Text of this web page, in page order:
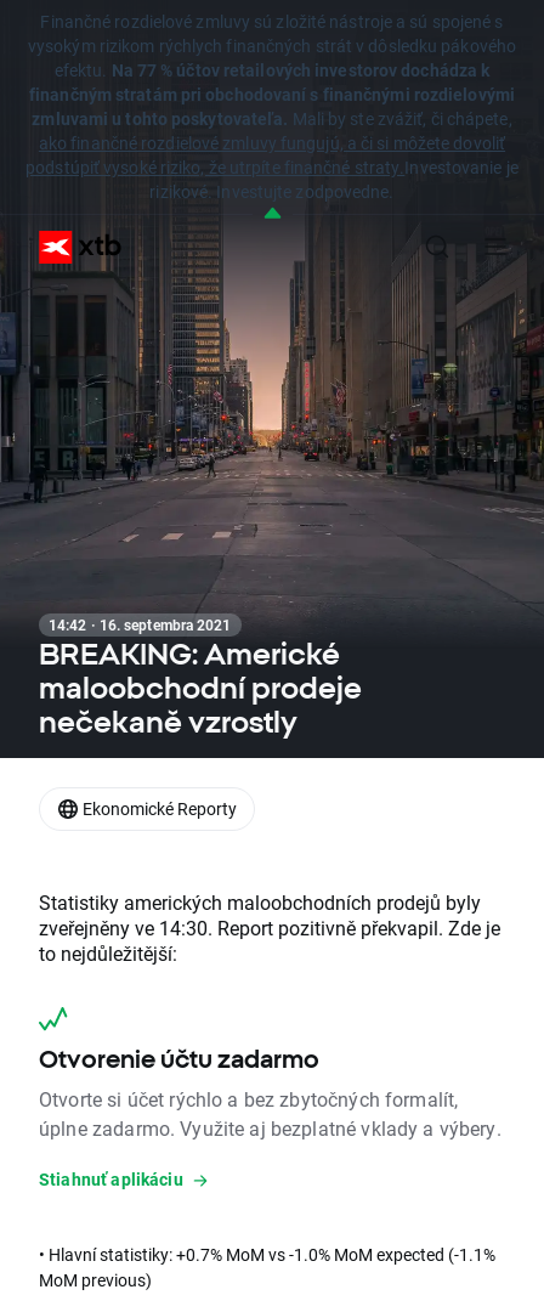
Finančné rozdielové zmluvy sú zložité nástroje a sú spojené s
vysokým rizikom rýchlych finančných strát v dôsledku pákového
efektu. Na 77 % účtov retailových investorov dochádza k
finančným stratám pri obchodovaní s finančnými rozdielovými
zmluvami u tohto poskytovateľa. Mali by ste zvážiť, či chápete,
ako finančné rozdielové zmluvy fungujú, a či si môžete dovoliť
podstúpiť vysoké riziko, že utrpíte finančné straty.Investovanie je
rizikové. Investujte zodpovedne.
14:42 · 16. septembra 2021
BREAKING: Americké
maloobchodní prodeje
nečekaně vzrostly
Statistiky amerických maloobchodních prodejů byly
zveřejněny ve 14:30. Report pozitivně překvapil. Zde je
to nejdůležitější:
Otvorenie účtu zadarmo
Otvorte si účet rýchlo a bez zbytočných formalít,
úplne zadarmo. Využite aj bezplatné vklady a výbery.
Stiahnuť aplikáciu
• Hlavní statistiky: +0.7% MoM vs -1.0% MoM expected (-1.1%
MoM previous)
Ekonomické Reporty